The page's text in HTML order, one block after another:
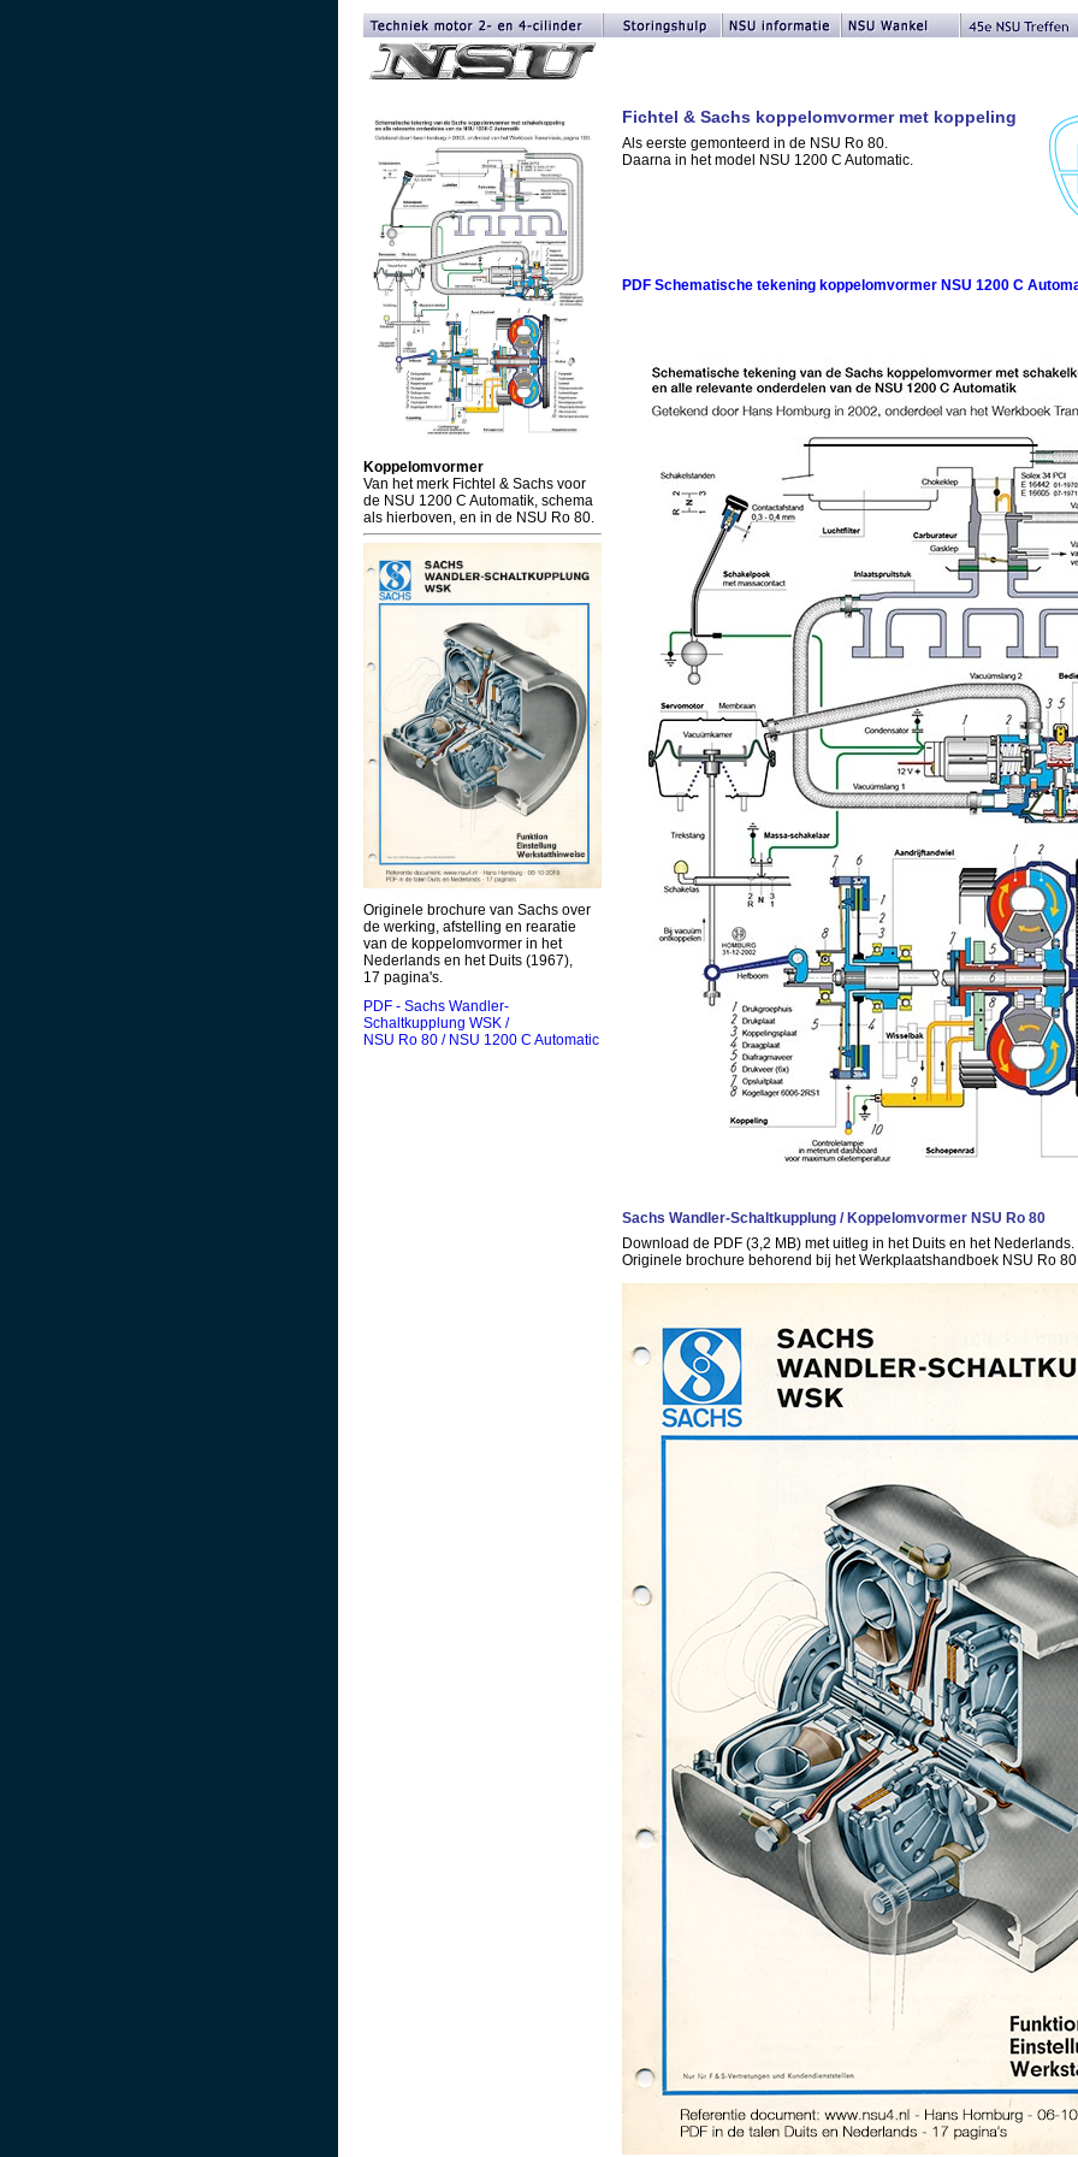
Koppelomvormer
Van het merk Fichtel & Sachs voor
de NSU 1200 C Automatik, schema
als hierboven, en in de NSU Ro 80.
Originele brochure van Sachs over
de werking, afstelling en rearatie
van de koppelomvormer in het
Nederlands en het Duits (1967),
17 pagina's.
PDF - Sachs Wandler-
Schaltkupplung WSK /
NSU Ro 80 / NSU 1200 C Automatic
Fichtel & Sachs koppelomvormer met koppeling
Als eerste gemonteerd in de NSU Ro 80.
Daarna in het model NSU 1200 C Automatic.
PDF Schematische tekening koppelomvormer NSU 1200 C
Sachs Wandler-Schaltkupplung / Koppelomvormer NSU Ro 80
Download de PDF (3,2 MB) met uitleg in het Duits en het Nederlands.
Originele brochure behorend bij het Werkplaatshandboek NSU Ro